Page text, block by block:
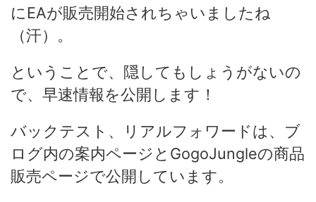
にEAが販売開始されちゃいましたね
（汗）。
ということで、隠してもしょうがないの
で、早速情報を公開します！
バックテスト、リアルフォワードは、ブ
ログ内の案内ページとGogoJungleの商品
販売ページで公開しています。